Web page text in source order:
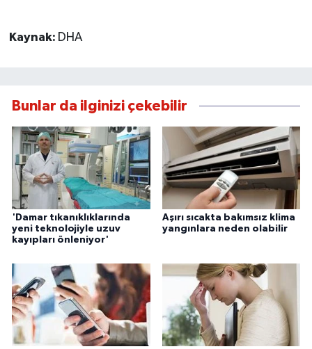
Kaynak: DHA
Bunlar da ilginizi çekebilir
'Damar tıkanıklıklarında
yeni teknolojiyle uzuv
kayıpları önleniyor'
Aşırı sıcakta bakımsız klima
yangınlara neden olabilir